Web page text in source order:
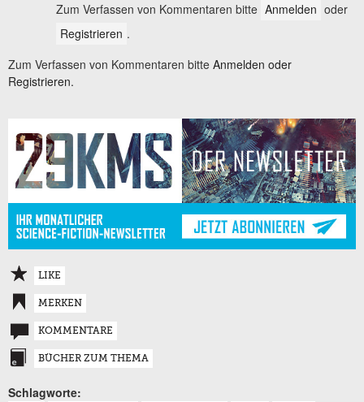
Zum Verfassen von Kommentaren bitte Anmelden oder
Registrieren .
Zum Verfassen von Kommentaren bitte Anmelden oder
Registrieren.
LIKE
MERKEN
KOMMENTARE
BÜCHER ZUM THEMA
Schlagworte: